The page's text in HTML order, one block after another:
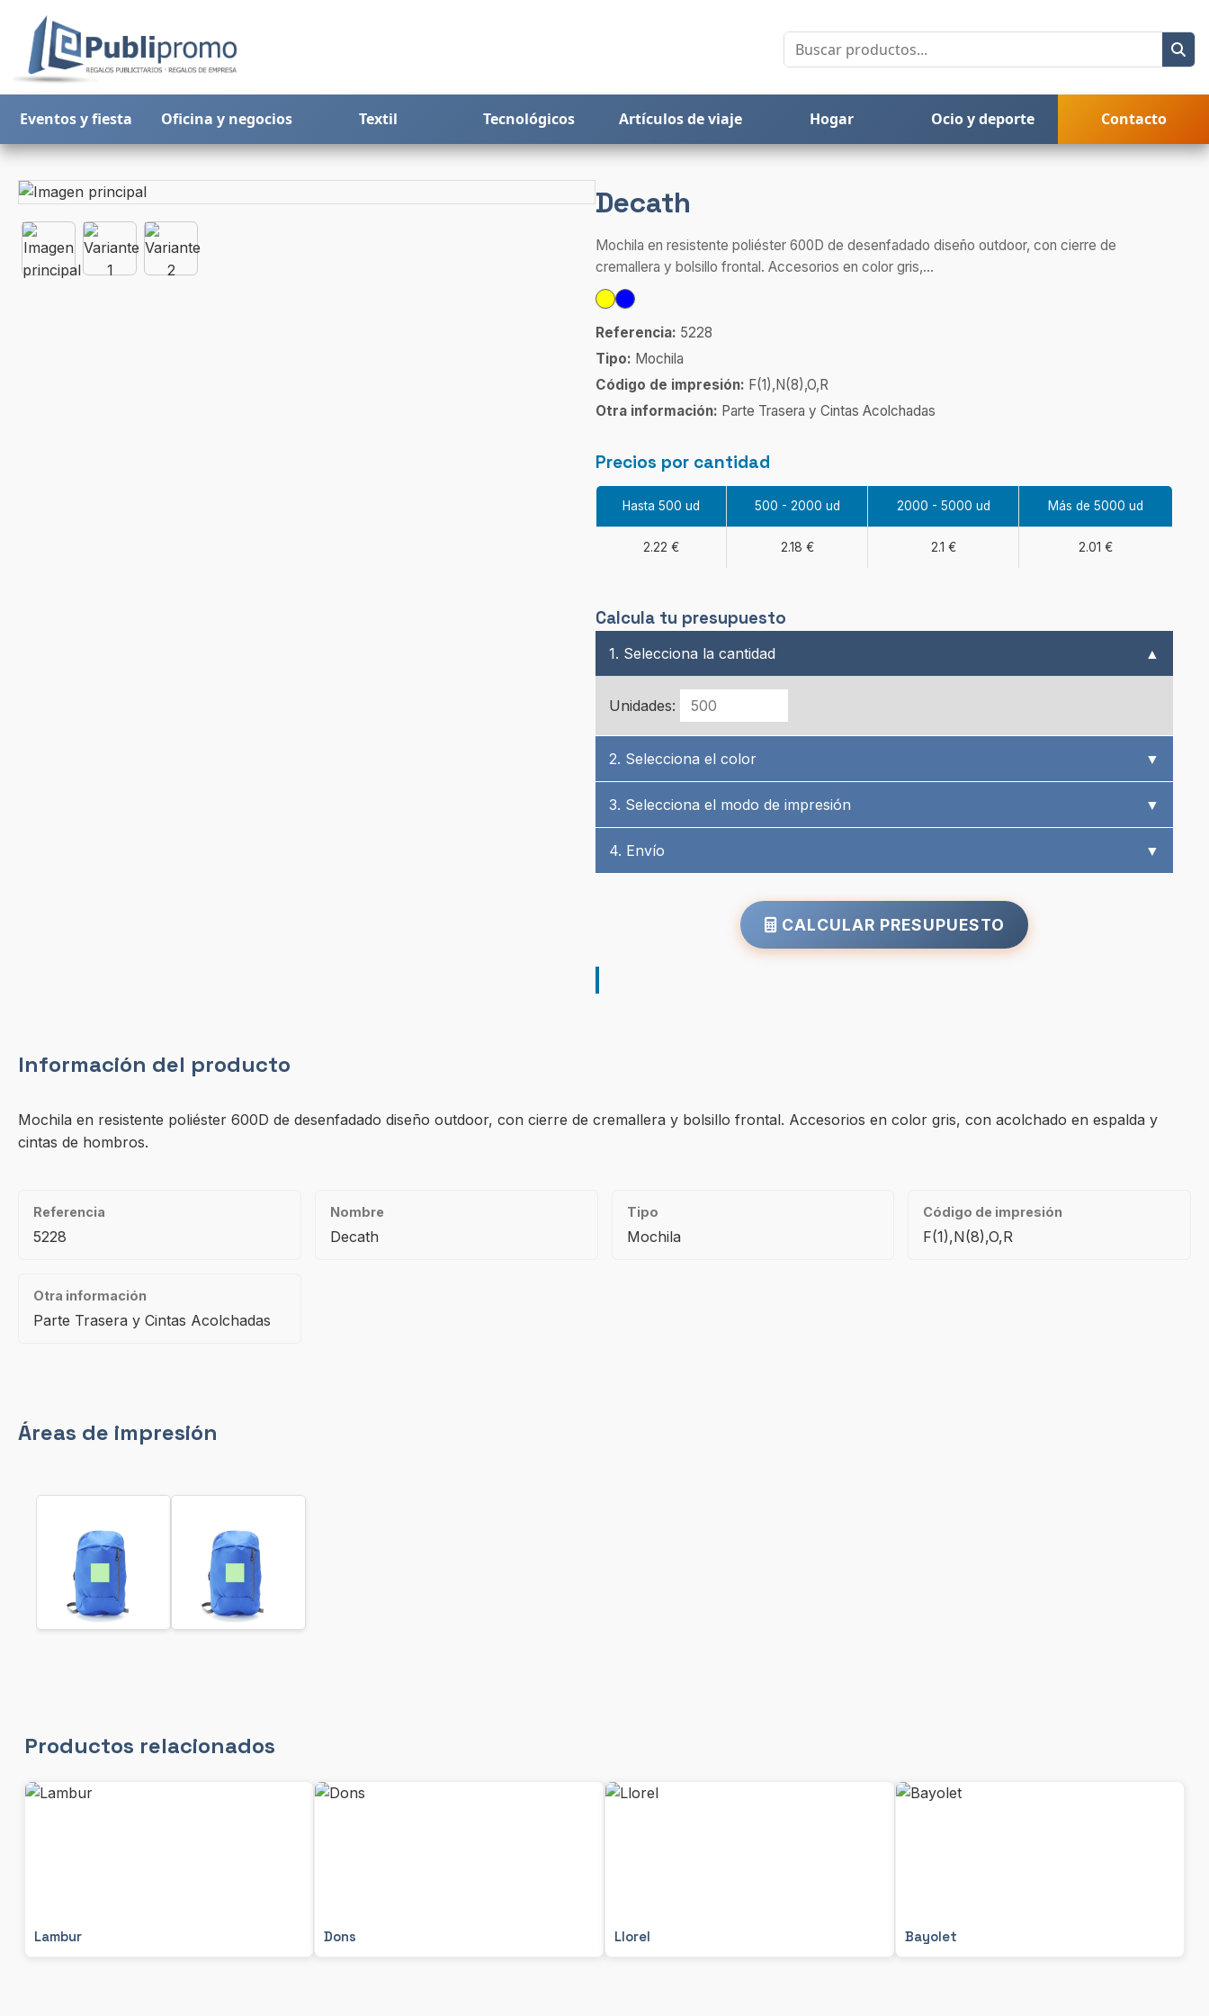
Eventos y fiesta Oficina y negocios Textil Tecnológicos Artículos de viaje Hogar Ocio y deporte Contacto
Decath
Mochila en resistente poliéster 600D de desenfadado diseño outdoor, con cierre de
cremallera y bolsillo frontal. Accesorios en color gris,...
Referencia: 5228
Tipo: Mochila
Código de impresión: F(1),N(8),O,R
Otra información: Parte Trasera y Cintas Acolchadas
Precios por cantidad
Hasta 500 ud 500 - 2000 ud 2000 - 5000 ud Más de 5000 ud
2.22 € 2.18 € 2.1 € 2.01 €
Calcula tu presupuesto
1. Selecciona la cantidad ▲
Unidades:
2. Selecciona el color ▼
3. Selecciona el modo de impresión ▼
4. Envío ▼
CALCULAR PRESUPUESTO
Información del producto
Mochila en resistente poliéster 600D de desenfadado diseño outdoor, con cierre de cremallera y bolsillo frontal. Accesorios en color gris, con acolchado en espalda y
cintas de hombros.
Referencia
5228
Nombre
Decath
Tipo
Mochila
Código de impresión
F(1),N(8),O,R
Otra información
Parte Trasera y Cintas Acolchadas
Áreas de impresión
Productos relacionados
Lambur Dons Llorel Bayolet